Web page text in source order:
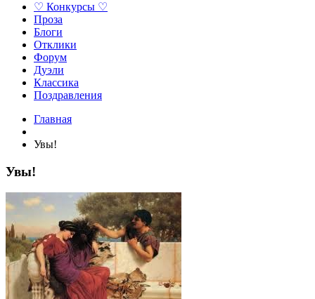
♡ Конкурсы ♡
Проза
Блоги
Отклики
Форум
Дуэли
Классика
Поздравления
Главная
Увы!
Увы!